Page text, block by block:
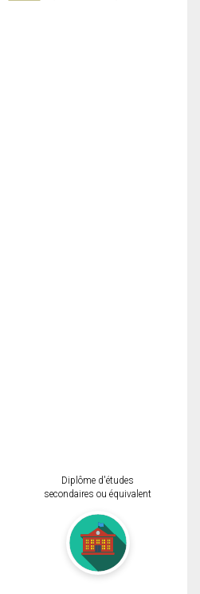
Diplôme d'études
secondaires ou équivalent